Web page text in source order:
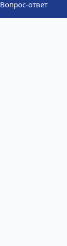
Вопрос-ответ